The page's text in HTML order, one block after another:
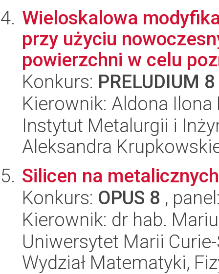
Wieloskalowa
przy użyciu
powierzchni w celu
Konkurs: PRELUDIUM 8
Kierownik: Aldona Ilona
Instytut Metalurgii i
Aleksandra
Silicen na
Konkurs: OPUS 8 ,
Kierownik: dr hab.
Uniwersytet Marii
Wydział Matematyki,